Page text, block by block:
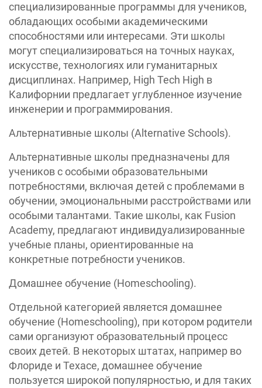
специализированные программы для учеников,
обладающих особыми академическими
способностями или интересами. Эти школы
могут специализироваться на точных науках,
искусстве, технологиях или гуманитарных
дисциплинах. Например, High Tech High в
Калифорнии предлагает углубленное изучение
инженерии и программирования.
Альтернативные школы (Alternative Schools).
Альтернативные школы предназначены для
учеников с особыми образовательными
потребностями, включая детей с проблемами в
обучении, эмоциональными расстройствами или
особыми талантами. Такие школы, как Fusion
Academy, предлагают индивидуализированные
учебные планы, ориентированные на
конкретные потребности учеников.
Домашнее обучение (Homeschooling).
Отдельной категорией является домашнее
обучение (Homeschooling), при котором родители
сами организуют образовательный процесс
своих детей. В некоторых штатах, например во
Флориде и Техасе, домашнее обучение
пользуется широкой популярностью, и для таких